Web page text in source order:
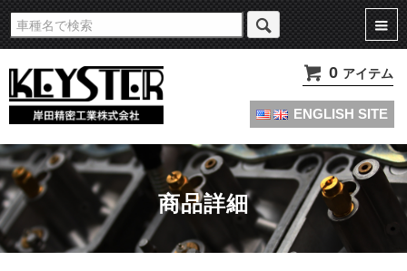
旧車・名車・絶版車キャブレターのオーバーホールやセッティングパーツは
KEYSTERの燃調キット
0 アイテム
ENGLISH SITE
商品詳細